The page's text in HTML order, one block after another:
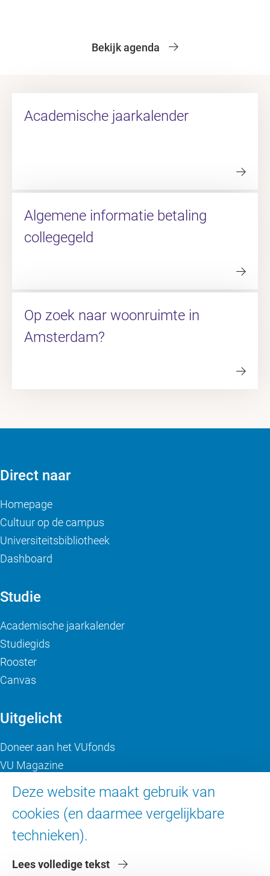
Bekijk agenda
Academische jaarkalender
Algemene informatie betaling
collegegeld
Op zoek naar woonruimte in
Amsterdam?
Deze website maakt gebruik van
cookies (en daarmee vergelijkbare
technieken).
Lees volledige tekst
Direct naar
Homepage
Cultuur op de campus
Universiteitsbibliotheek
Dashboard
Studie
Academische jaarkalender
Studiegids
Rooster
Canvas
Uitgelicht
Doneer aan het VUfonds
VU Magazine
Over de VU
Contact en route